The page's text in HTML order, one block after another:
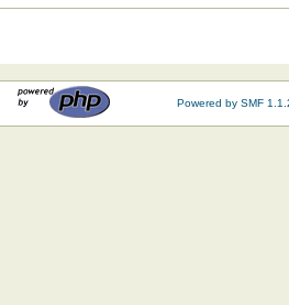
Powered by SMF